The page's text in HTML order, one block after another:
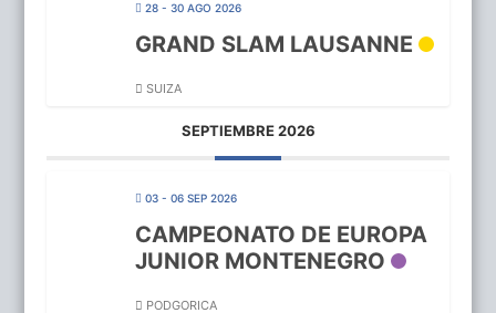
28 - 30 AGO 2026
GRAND SLAM LAUSANNE
SUIZA
SEPTIEMBRE 2026
03 - 06 SEP 2026
CAMPEONATO DE EUROPA
JUNIOR MONTENEGRO
PODGORICA